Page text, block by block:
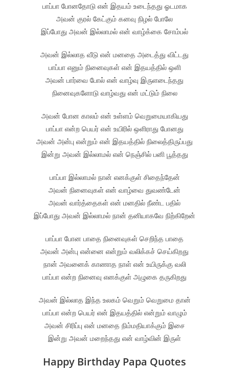
பாப்பா போனதோடு என் இதயம் உடைந்தது ஓடமாக
அவன் குரல் கேட்கும் கனவு நிழல் போலே
இப்போது அவன் இல்லாமல் என் வாழ்க்கை சோம்பல்
அவன் இல்லாத வீடு என் மனதை அடைத்து விட்டது
பாப்பா எனும் நினைவுகள் என் இதயத்தில் ஒளி
அவன் பார்வை போல் என் வாழ்வு இருளடைந்தது
நினைவுகளோடு வாழ்வது என் மட்டும் நிலை
அவன் போன காலம் என் உள்ளம் வெறுமையாகியது
பாப்பா என்ற பெயர் என் உயிரில் ஒளிராது போனது
அவன் அன்பு என்றும் என் இதயத்தில் நிலைத்திருப்பது
இன்று அவன் இல்லாமல் என் நெஞ்சில் பனி பூத்தது
பாப்பா இல்லாமல் நான் எனக்குள் சிதைந்தேன்
அவன் நினைவுகள் என் வாழ்வை துவண்டேன்
அவன் வார்த்தைகள் என் மனதில் நீண்ட பதில்
இப்போது அவன் இல்லாமல் நான் தனியாகவே நிற்கிறேன்
பாப்பா போன பாதை நினைவுகள் செறிந்த பாதை
அவன் அன்பு என்னை என்றும் வலிக்கச் செய்கிறது
நான் அவனைக் காணாத நாள் என் உயிருக்கு வலி
பாப்பா என்ற நினைவு எனக்குள் அழுகை தருகிறது
அவன் இல்லாத இந்த உலகம் வெறும் வெறுமை தான்
பாப்பா என்ற பெயர் என் இதயத்தில் என்றும் வாழும்
அவன் சிரிப்பு என் மனதை நிம்மதியாக்கும் இசை
இன்று அவன் மறைந்தது என் வாழ்வின் இருள்
Happy Birthday Papa Quotes